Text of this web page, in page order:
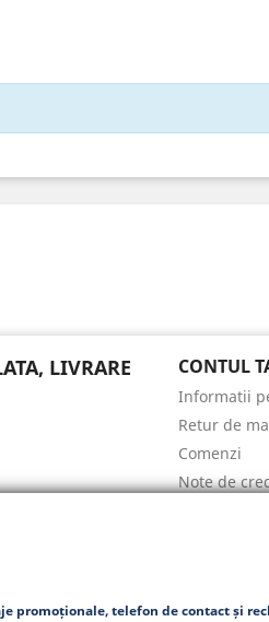
LIVRARE CONTUL
Informatii
Retur de
Comenzi
Note de
telefon de contact și